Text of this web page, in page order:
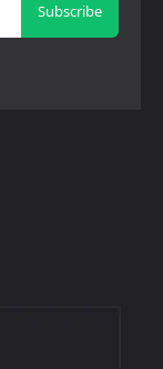
Subscribe